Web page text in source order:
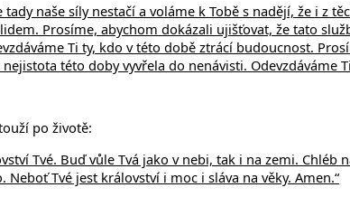
naše síly nestačí a voláme k Tobě s nadějí, že i z
Prosíme, abychom dokázali ujišťovat, že tato
Ti ty, kdo v této době ztrácí budoucnost.
této doby vyvřela do nenávisti. Odevzdáváme
po životě:
Tvé. Buď vůle Tvá jako v nebi, tak i na zemi.
Tvé jest království i moc i sláva na věky. Amen.“